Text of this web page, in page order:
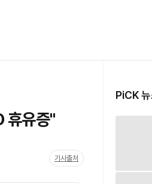
휴유증"
기사출처
PiCK